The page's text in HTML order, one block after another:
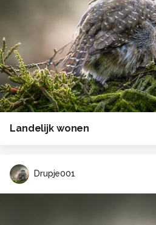
Landelijk wonen
Drupje001